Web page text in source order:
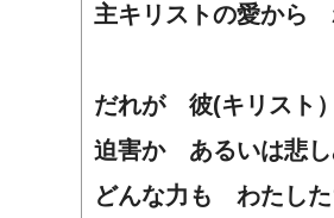
主キリストの愛から
だれが 彼(キリスト
迫害か あるいは悲し
どんな力も わたした